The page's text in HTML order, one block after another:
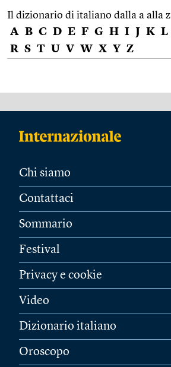
Il dizionario di italiano dalla a alla z
A B C D E F G H I J K L
R S T U V W X Y Z
Chi siamo
Contattaci
Sommario
Festival
Privacy e cookie
Video
Dizionario italiano
Oroscopo